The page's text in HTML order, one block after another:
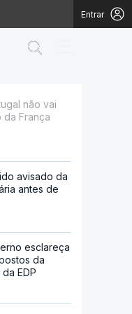
Entrar
não vai
da França
avisado da
antes de
esclareça
da
EDP